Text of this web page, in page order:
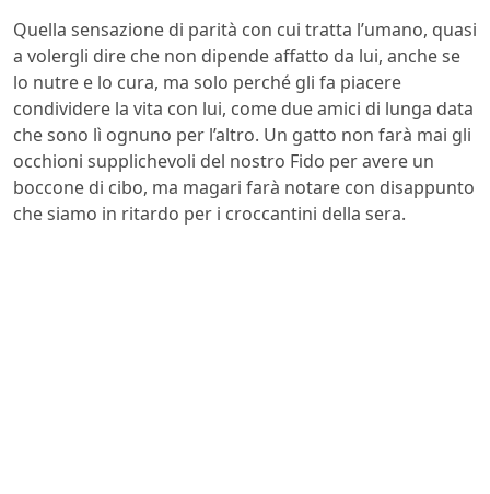
Quella sensazione di parità con cui tratta l’umano, quasi
a volergli dire che non dipende affatto da lui, anche se
lo nutre e lo cura, ma solo perché gli fa piacere
condividere la vita con lui, come due amici di lunga data
che sono lì ognuno per l’altro. Un gatto non farà mai gli
occhioni supplichevoli del nostro Fido per avere un
boccone di cibo, ma magari farà notare con disappunto
che siamo in ritardo per i croccantini della sera.